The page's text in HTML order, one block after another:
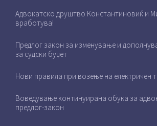
Адвокатско друштво Константиновиќ и
вработува!
Предлог закон за изменување и
за судски буџет
Нови правила при возење на електричен
Воведување континуирана обука за
предлог-закон